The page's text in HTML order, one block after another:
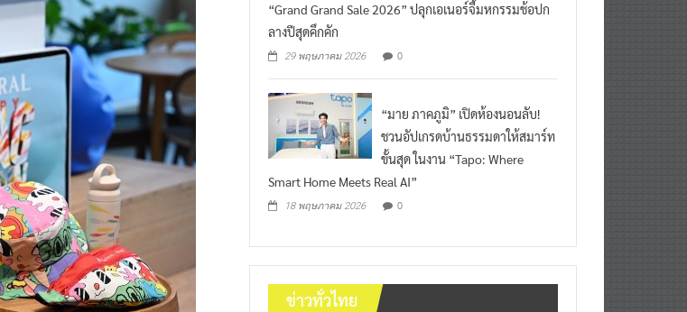
“Grand Grand Sale 2026” ปลุกเอเนอร์จี้มหกรรมช้อปก
ลางปีสุดคึกคัก
29 พฤษภาคม 2026 0
“มาย ภาคภูมิ” เปิดห้องนอนลับ!
ชวนอัปเกรดบ้านธรรมดาให้สมาร์ท
ขั้นสุด ในงาน “Tapo: Where
Smart Home Meets Real AI”
18 พฤษภาคม 2026 0
ข่าวทั่วไทย